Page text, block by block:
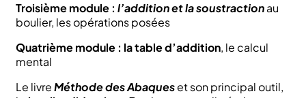
au
boulier,
calcul
mental;
Livre
de
Troisième module : l’addition et la soustractionau
boulier, les opérations posées
Quatrième module : la table d’addition, le calcul
mental
Le livreMéthode des Abaqueset son principal outil,